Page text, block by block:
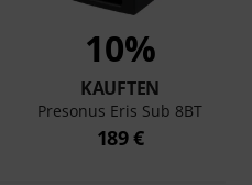
10%
KAUFTEN
Presonus Eris Sub 8BT
189 €